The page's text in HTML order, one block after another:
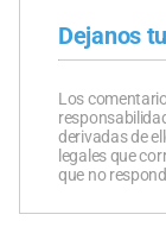
Dejanos
Los
derivadas de
legales que
que no